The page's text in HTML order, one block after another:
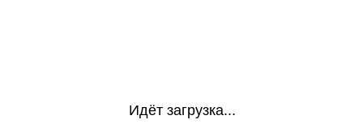
Идёт загрузка...